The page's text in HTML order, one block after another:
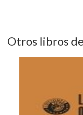
Otros libros